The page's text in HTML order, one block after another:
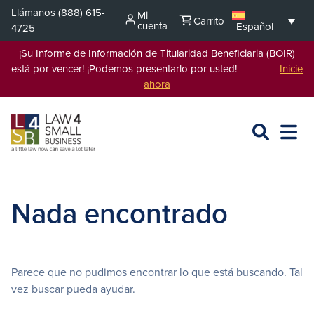
Saltar
contenido
Llámanos(888) 615-
4725
Mi
cuenta Carrito
Español
¡Su Informe de Información de Titularidad Beneficiaria (BOIR)
está por vencer! ¡Podemos presentarlo por usted! Inicie
ahora
BUSCAR
L4SB
ABRIR
Nada encontrado
Parece que no pudimos encontrar lo que está buscando. Tal
vez buscar pueda ayudar.